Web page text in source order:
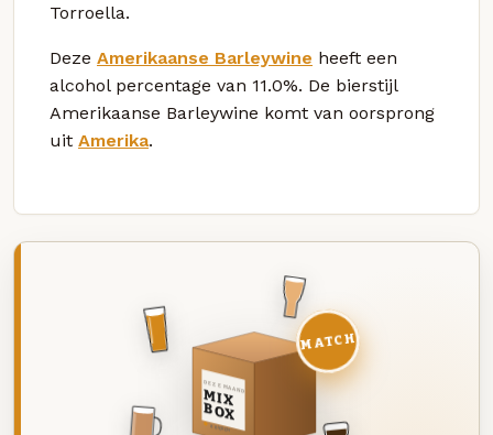
Torroella.
Deze Amerikaanse Barleywine heeft een
alcohol percentage van 11.0%. De bierstijl
Amerikaanse Barleywine komt van oorsprong
uit Amerika.
DEZE MAAND
MIX
BOX
8 BIEREN
MATCH